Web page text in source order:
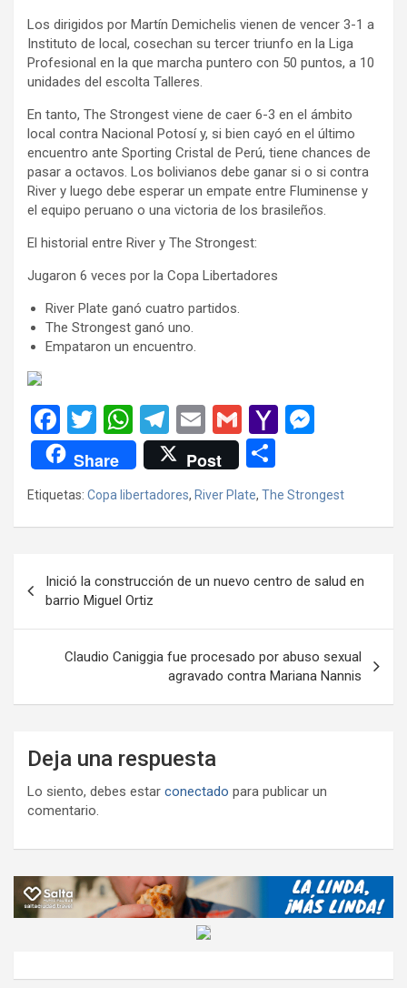
Los dirigidos por Martín Demichelis vienen de vencer 3-1 a
Instituto de local, cosechan su tercer triunfo en la Liga
Profesional en la que marcha puntero con 50 puntos, a 10
unidades del escolta Talleres.
En tanto, The Strongest viene de caer 6-3 en el ámbito
local contra Nacional Potosí y, si bien cayó en el último
encuentro ante Sporting Cristal de Perú, tiene chances de
pasar a octavos. Los bolivianos debe ganar si o si contra
River y luego debe esperar un empate entre Fluminense y
el equipo peruano o una victoria de los brasileños.
El historial entre River y The Strongest:
Jugaron 6 veces por la Copa Libertadores
River Plate ganó cuatro partidos.
The Strongest ganó uno.
Empataron un encuentro.
F
a
ce
b
o
k
T
wi
tt
er
W
h
at
s
A
p
T
el
e
gr
a
E
m
ail
G
m
ail
Y
o
o
ail
n
g
Share Post
o
m
ar
Etiquetas: Copa libertadores, River Plate, The Strongest
de
entradas
Inició la construcción de un nuevo centro de salud en
barrio Miguel Ortiz
Claudio Caniggia fue procesado por abuso sexual
agravado contra Mariana Nannis
Deja una respuesta
Lo siento, debes estar conectado para publicar un
comentario.